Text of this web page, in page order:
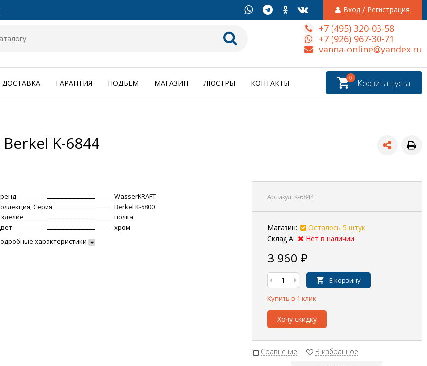
Вход / Регистрация
+7 (495) 320-03-58
+7 (926) 967-30-71
vanna-online@yandex.ru
Корзина пуста
0
ДОСТАВКА ГАРАНТИЯ ПОДЪЕМ МАГАЗИН ЛЮСТРЫ КОНТАКТЫ
K-6844
Артикул: K-6844
Магазин:
Осталось 5 штук
Склад А:
Нет в наличии
3 960 ₽
В корзину
Купить в 1 клик
Хочу скидку
Сравнение В избранное
WasserKRAFT
Серия
Berkel К-6800
полка
хром
характеристики